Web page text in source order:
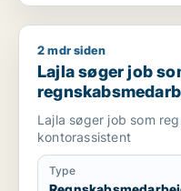
Lajla søger job som
2 mdr siden
Lajla søger job
Lajla søger job som
kontorassistent
Type